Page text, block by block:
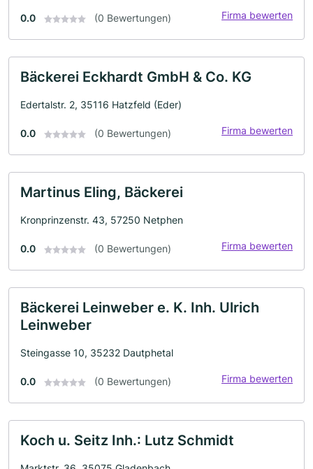
0.0 (0 Bewertungen) Firma bewerten
Bäckerei Eckhardt GmbH & Co. KG
Edertalstr. 2, 35116 Hatzfeld (Eder)
0.0 (0 Bewertungen) Firma bewerten
Martinus Eling, Bäckerei
Kronprinzenstr. 43, 57250 Netphen
0.0 (0 Bewertungen) Firma bewerten
Bäckerei Leinweber e. K. Inh. Ulrich
Leinweber
Steingasse 10, 35232 Dautphetal
0.0 (0 Bewertungen) Firma bewerten
Koch u. Seitz Inh.: Lutz Schmidt